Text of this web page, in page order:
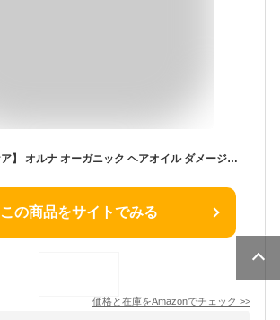
【集中ダメージケア】 オルナ オーガニック ヘアオイル ダメージケア [ イランイランの香り ] 洗い流さないトリートメント ハイダメージ パーマ毛 ブリーチ毛 無添加 日本製 ポンプ 80ml
この商品をサイトでみる
価格と在庫をAmazonでチェック >>